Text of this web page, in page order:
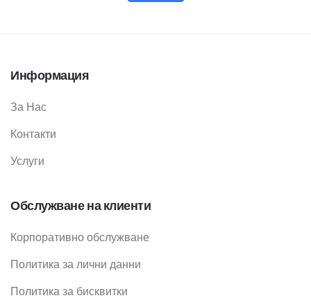
Информация
За Нас
Контакти
Услуги
Обслужване на клиенти
Корпоративно обслужване
Политика за лични данни
Политика за бисквитки